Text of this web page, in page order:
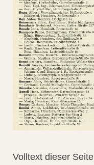
Volltext dieser Seite